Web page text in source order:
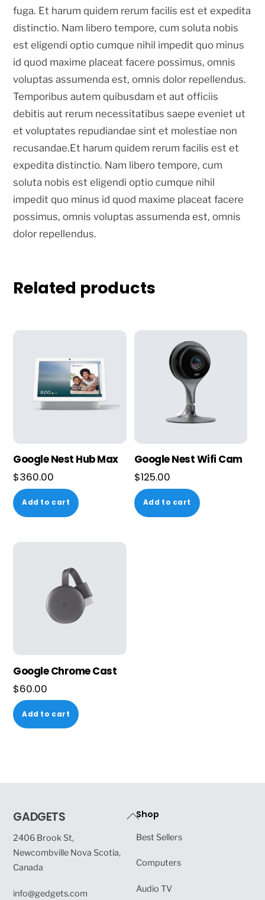
fuga. Et harum quidem rerum facilis est et expedita
distinctio. Nam libero tempore, cum soluta nobis
est eligendi optio cumque nihil impedit quo minus
id quod maxime placeat facere possimus, omnis
voluptas assumenda est, omnis dolor repellendus.
Temporibus autem quibusdam et aut officiis
debitis aut rerum necessitatibus saepe eveniet ut
et voluptates repudiandae sint et molestiae non
recusandae.Et harum quidem rerum facilis est et
expedita distinctio. Nam libero tempore, cum
soluta nobis est eligendi optio cumque nihil
impedit quo minus id quod maxime placeat facere
possimus, omnis voluptas assumenda est, omnis
dolor repellendus.
Related products
Google Nest Hub Max
$360.00
Add to cart
Google Nest Wifi Cam
$125.00
Add to cart
Google Chrome Cast
$60.00
Add to cart
Back
Top
GADGETS
2406 Brook St,
Newcombville Nova Scotia,
Canada
info@gedgets.com
Shop
Best Sellers
Computers
Audio TV